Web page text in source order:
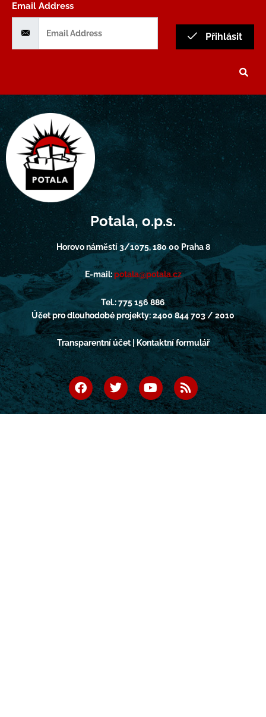
Email Address
Přihlásit
Potala, o.p.s.
Horovo náměstí 3/1075, 180 00 Praha 8
E-mail:potala@potala.cz
Tel.: 775 156 886
Účet pro dlouhodobé projekty: 2400 844 703 / 2010
Transparentní účet | Kontaktní formulář
F
a
c
e
T
w
i
t
Y
o
u
t
R
s
s